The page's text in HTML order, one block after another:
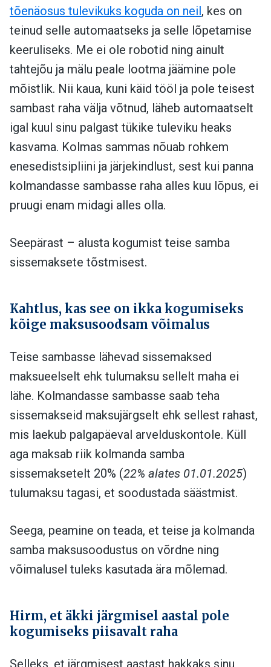
tõenäosus tulevikuks koguda on neil, kes on
teinud selle automaatseks ja selle lõpetamise
keeruliseks. Me ei ole robotid ning ainult
tahtejõu ja mälu peale lootma jäämine pole
mõistlik. Nii kaua, kuni käid tööl ja pole teisest
sambast raha välja võtnud, läheb automaatselt
igal kuul sinu palgast tükike tuleviku heaks
kasvama. Kolmas sammas nõuab rohkem
enesedistsipliini ja järjekindlust, sest kui panna
kolmandasse sambasse raha alles kuu lõpus, ei
pruugi enam midagi alles olla.
Seepärast – alusta kogumist teise samba
sissemaksete tõstmisest.
Kahtlus, kas see on ikka kogumiseks
kõige maksusoodsam võimalus
Teise sambasse lähevad sissemaksed
maksueelselt ehk tulumaksu sellelt maha ei
lähe. Kolmandasse sambasse saab teha
sissemakseid maksujärgselt ehk sellest rahast,
mis laekub palgapäeval arvelduskontole. Küll
aga maksab riik kolmanda samba
sissemaksetelt 20% (22% alates 01.01.2025)
tulumaksu tagasi, et soodustada säästmist.
Seega, peamine on teada, et teise ja kolmanda
samba maksusoodustus on võrdne ning
võimalusel tuleks kasutada ära mõlemad.
Hirm, et äkki järgmisel aastal pole
kogumiseks piisavalt raha